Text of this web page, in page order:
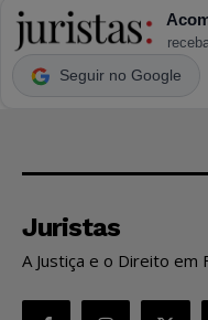
Seguir no Google
Juristas
A Justiça e o Direito em